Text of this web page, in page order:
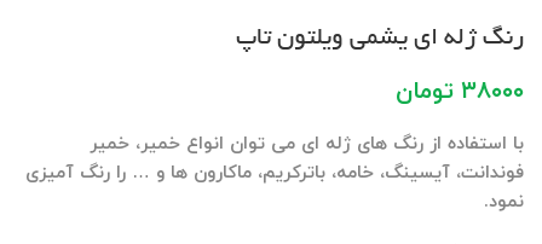
رنگ ژله ای یشمی ویلتون تاپ
۳۸۰۰۰ تومان
با استفاده از رنگ های ژله ای می توان انواع خمیر، خمیر
فوندانت، آیسینگ، خامه، باترکریم، ماکارون ها و … را رنگ آمیزی
نمود.